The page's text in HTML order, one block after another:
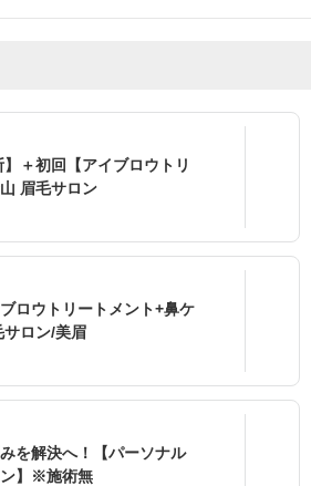
＋初回【アイブロウトリ
眉毛サロン
ロウトリートメント+鼻ケ
サロン/美眉
を解決へ！【パーソナル
ン】※施術無